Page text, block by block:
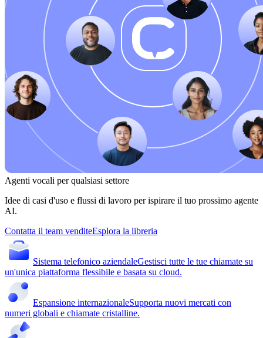
Agenti vocali per qualsiasi settore
Idee di casi d'uso e flussi di lavoro per ispirare il tuo prossimo agente
AI.
Contatta il team venditeEsplora la libreria
Sistema telefonico aziendaleGestisci tutte le tue chiamate su
un'unica piattaforma flessibile e basata su cloud.
Espansione internazionaleSupporta nuovi mercati con
numeri globali e chiamate cristalline.